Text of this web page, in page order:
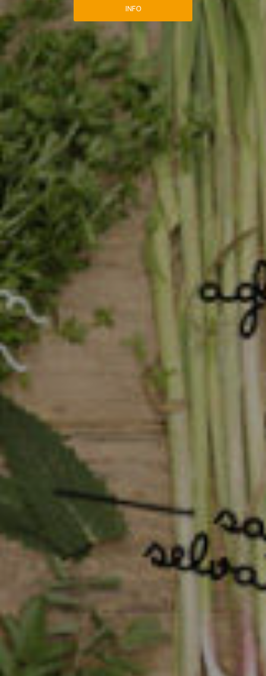
INFO